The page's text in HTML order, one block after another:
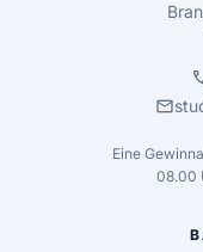
mail
Eine
08.00